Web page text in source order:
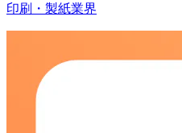
印刷・製紙業界